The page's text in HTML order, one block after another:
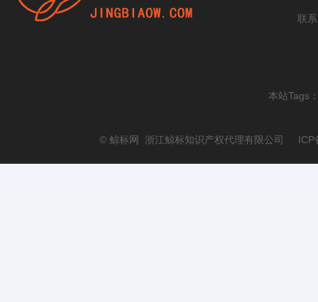
联
本站Tags
© 鲸标网 浙江鲸标知识产权代理有限公司 ICP